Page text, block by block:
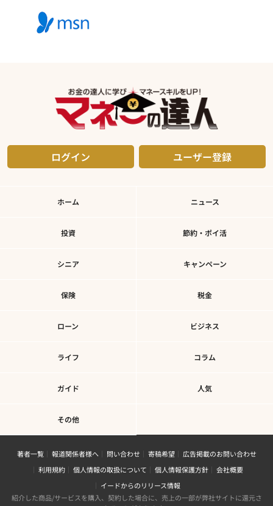
ログイン ユーザー登録
ホーム ニュース
投資 節約・ポイ活
シニア キャンペーン
保険 税金
ローン ビジネス
ライフ コラム
ガイド 人気
その他
著者一覧 報道関係者様へ 問い合わせ 寄稿希望
広告掲載のお問い合わせ
利用規約
個人情報の取扱について 個人情報保護方針
会社概要
イードからのリリース情報
紹介した商品/サービスを購入、契約した場合に、売上の一部が弊社サイトに還元さ